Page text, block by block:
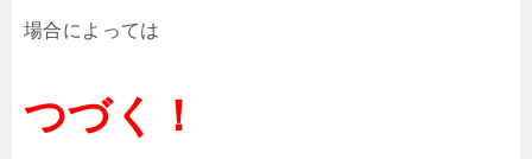
場合によっては
つづく！